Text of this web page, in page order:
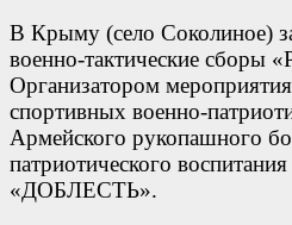
В Крыму (село Соколиное)
военно-тактические сборы
Организатором
спортивных военно-
Армейского рукопашного
патриотического
«ДОБЛЕСТЬ».